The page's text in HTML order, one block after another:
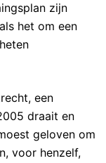
zijn
het om een
een
draait en
geloven om
voor henzelf,